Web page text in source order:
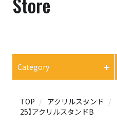
Category
TOP アクリルスタンド
25】アクリルスタンドB